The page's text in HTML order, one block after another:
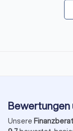
Bewertungen
Unsere